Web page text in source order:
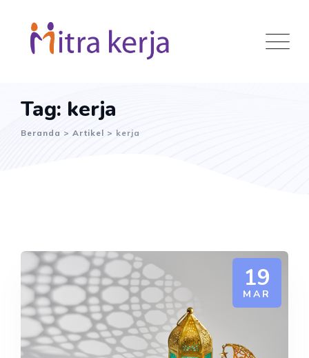
content
Tag: kerja
Beranda > Artikel > kerja
19
MAR